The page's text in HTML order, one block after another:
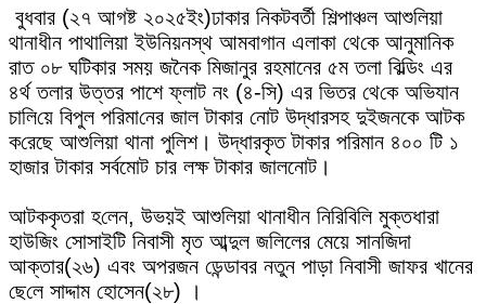
‎ বুধবার (২৭ আগষ্ট ২০২৫ইং)ঢাকার নিকটবর্তী শিল্পাঞ্চল আশুলিয়া
থানাধীন পাথালিয়া ইউনিয়নস্থ আমবাগান এলাকা থে‌কে আনুমা‌নিক
রাত ০৮ ঘটিকার সময় জনৈক মিজানুর রহমানের ৫ম তলা বিল্ডিং এর
৪র্থ তলার উত্তর পাশে ফ্লাট নং (৪-সি) এর ভিতর থে‌কে অ‌ভিযান
চা‌লি‌য়ে বিপুল প‌রিমা‌নের জাল টাকার নোট উদ্ধারসহ দুইজনকে আটক
ক‌রেছে আশু‌লিয়া থানা পু‌লিশ। উদ্ধারকৃত টাকার প‌রিমান ৪০০ টি ১
হাজার টাকার সর্বমোট চার লক্ষ টাকার জালনোট।
‎আটককৃতরা হ‌লেন, উভয়ই আশু‌লিয়া থানাধীন নিরিবিলি মুক্তধারা
হাউজিং সোসাইটি‌ নিবাসী মৃত আব্দুল জলিলের মেয়ে সানজিদা
আক্তার(২৬) এবং অপরজন ডেন্ডাবর নতুন পাড়া নিবাসী জাফর খানের
ছে‌লে সাদ্দাম হোসেন(২৮) ।